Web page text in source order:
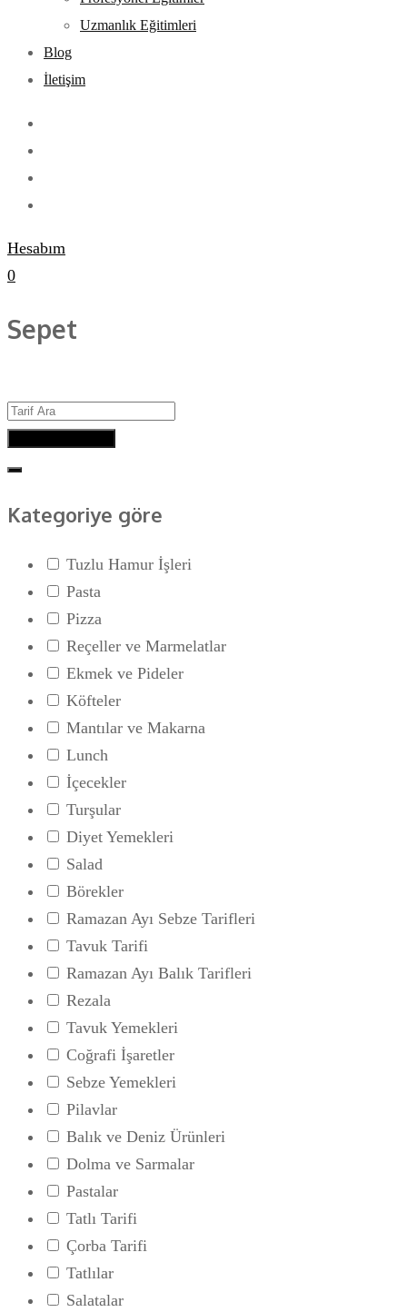
Uzmanlık Eğitimleri
Blog
İletişim
Hesabım
0
Sepet
Kategoriye göre
Tuzlu Hamur İşleri
Pasta
Pizza
Reçeller ve Marmelatlar
Ekmek ve Pideler
Köfteler
Mantılar ve Makarna
Lunch
İçecekler
Turşular
Diyet Yemekleri
Salad
Börekler
Ramazan Ayı Sebze Tarifleri
Tavuk Tarifi
Ramazan Ayı Balık Tarifleri
Rezala
Tavuk Yemekleri
Coğrafi İşaretler
Sebze Yemekleri
Pilavlar
Balık ve Deniz Ürünleri
Dolma ve Sarmalar
Pastalar
Tatlı Tarifi
Çorba Tarifi
Tatlılar
Salatalar